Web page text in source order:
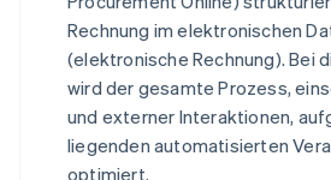
Rechnung im elektronischen
(elektronische Rechnung). Bei
wird der gesamte Prozess,
und externer Interaktionen,
liegenden automatisierten
optimiert.